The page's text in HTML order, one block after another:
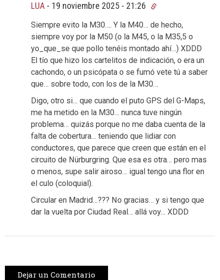
LUA - 19 noviembre 2025 - 21:26
Siempre evito la M30…. Y la M40… de hecho,
siempre voy por la M50 (o la M45, o la M35,5 o
yo_que_se que pollo tenéis montado ahí…) XDDD
El tío que hizo los cartelitos de indicación, o era un
cachondo, o un psicópata o se fumó vete tú a saber
que… sobre todo, con los de la M30…
Digo, otro si… que cuando el puto GPS del G-Maps,
me ha metido en la M30… nunca tuve ningún
problema… quizás porque no me daba cuenta de la
falta de cobertura… teniendo que lidiar con
conductores, que parece que creen que están en el
circuito de Nürburgring. Que esa es otra… pero mas
o menos, supe salir airoso… igual tengo una flor en
el culo (coloquial).
Circular en Madrid…??? No gracias… y si tengo que
dar la vuelta por Ciudad Real… allá voy… XDDD
Dejar un Comentario